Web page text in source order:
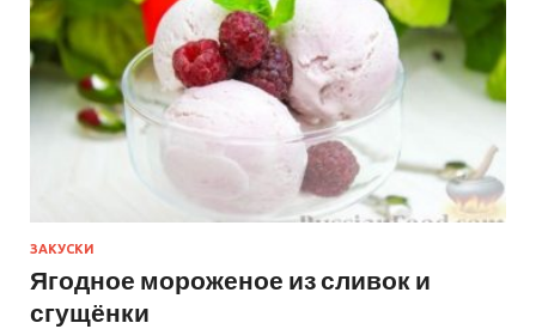
ЗАКУСКИ
Ягодное мороженое из сливок и
сгущёнки